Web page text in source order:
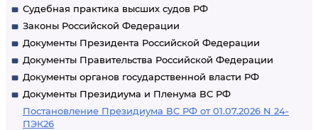
Судебная практика высших судов РФ
Законы Российской Федерации
Документы Президента Российской Федерации
Документы Правительства Российской Федерации
Документы органов государственной власти РФ
Документы Президиума и Пленума ВС РФ
Постановление Президиума ВС РФ от 01.07.2026 N 24-
ПЭК26